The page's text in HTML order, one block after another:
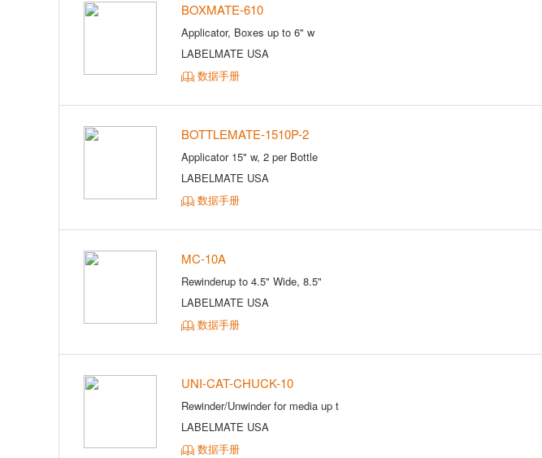
BOXMATE-610
Applicator, Boxes up to 6" w
LABELMATE USA
数据手册
BOTTLEMATE-1510P-2
Applicator 15" w, 2 per Bottle
LABELMATE USA
数据手册
MC-10A
Rewinderup to 4.5" Wide, 8.5"
LABELMATE USA
数据手册
UNI-CAT-CHUCK-10
Rewinder/Unwinder for media up t
LABELMATE USA
数据手册